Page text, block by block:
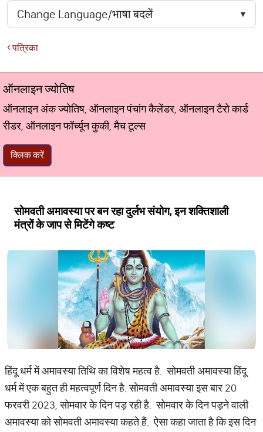
पत्रिका
ऑनलाइन ज्योतिष
ऑनलाइन अंक ज्योतिष, ऑनलाइन पंचांग कैलेंडर, ऑनलाइन टैरो कार्ड
रीडर, ऑनलाइन फॉर्च्यून कुकी, मैच टूल्स
क्लिक करें
सोमवती अमावस्या पर बन रहा दुर्लभ संयोग, इन शक्तिशाली
मंत्रों के जाप से मिटेंगे कष्ट
हिंदू धर्म में अमावस्या तिथि का विशेष महत्व है. सोमवती अमावस्या हिंदू
धर्म में एक बहुत ही महत्वपूर्ण दिन है. सोमवती अमावस्या इस बार 20
फरवरी 2023, सोमवार के दिन पड़ रही है. सोमवार के दिन पड़ने वाली
अमावस्या को सोमवती अमावस्या कहते हैं. ऐसा कहा जाता है कि इस दिन